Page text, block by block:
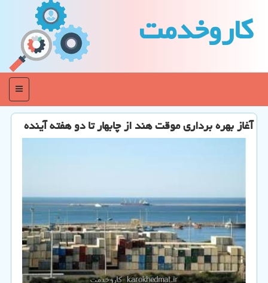
كاروخدمت
منو
آغاز بهره برداری موقت هند از چابهار تا دو هفته آینده